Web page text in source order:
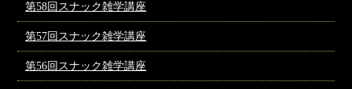
第58回スナック雑学講座
第57回スナック雑学講座
第56回スナック雑学講座